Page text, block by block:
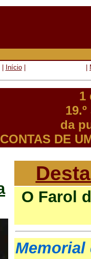
Início|
1
da
CONTAS DE
O Farol
Memorial